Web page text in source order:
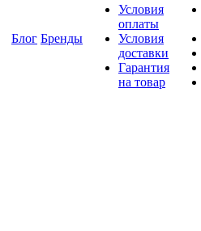
Блог Бренды
Условия
оплаты
Условия
доставки
Гарантия
на товар